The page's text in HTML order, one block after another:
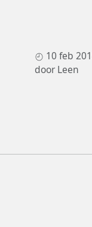
10 feb
door Leen